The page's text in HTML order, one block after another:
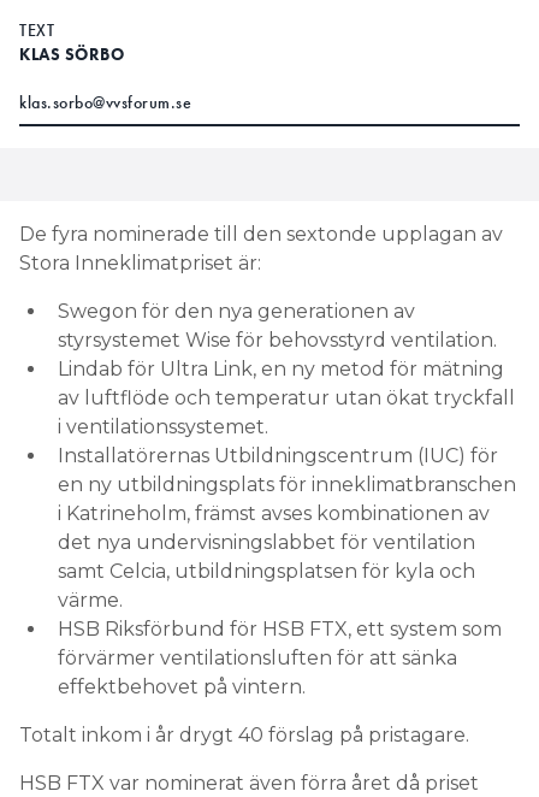
TEXT
KLAS SÖRBO
klas.sorbo@vvsforum.se
De fyra nominerade till den sextonde upplagan av
Stora Inneklimatpriset är:
Swegon för den nya generationen av
styrsystemet Wise för behovsstyrd ventilation.
Lindab för Ultra Link, en ny metod för mätning
av luftflöde och temperatur utan ökat tryckfall
i ventilationssystemet.
Installatörernas Utbildningscentrum (IUC) för
en ny utbildningsplats för inneklimatbranschen
i Katrineholm, främst avses kombinationen av
det nya undervisningslabbet för ventilation
samt Celcia, utbildningsplatsen för kyla och
värme.
HSB Riksförbund för HSB FTX, ett system som
förvärmer ventilationsluften för att sänka
effektbehovet på vintern.
Totalt inkom i år drygt 40 förslag på pristagare.
HSB FTX var nominerat även förra året då priset